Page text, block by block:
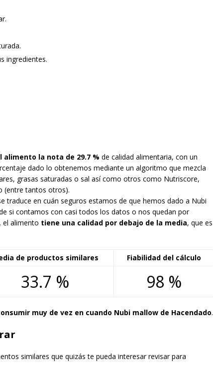
ingredientes.
alimento la nota de 29.7 % de calidad alimentaria, con un
dado lo obtenemos mediante un algoritmo que mezcla
grasas saturadas o sal así como otros como Nutriscore,
(entre tantos otros).
traduce en cuán seguros estamos de que hemos dado a Nubi
si contamos con casi todos los datos o nos quedan por
el alimento tiene una calidad por debajo de la media, que es
de productos similares Fiabilidad del cálculo
33.7 % 98 %
muy de vez en cuando Nubi mallow de Hacendado.
similares que quizás te pueda interesar revisar para